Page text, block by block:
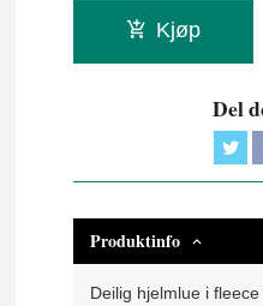
Kjøp
Del
Produktinfo
Deilig hjelmlue i